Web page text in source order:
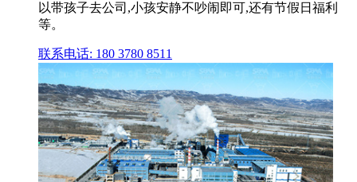
以带孩子去公司,小孩安静不吵闹即可,还有节假日福利
等。
联系电话: 180 3780 8511